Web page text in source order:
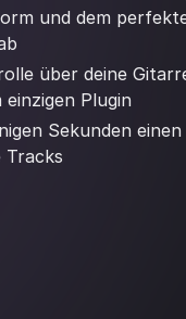
und dem
über deine
Plugin
Sekunden